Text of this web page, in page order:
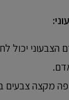
הצבעוני
מקצה צבעים